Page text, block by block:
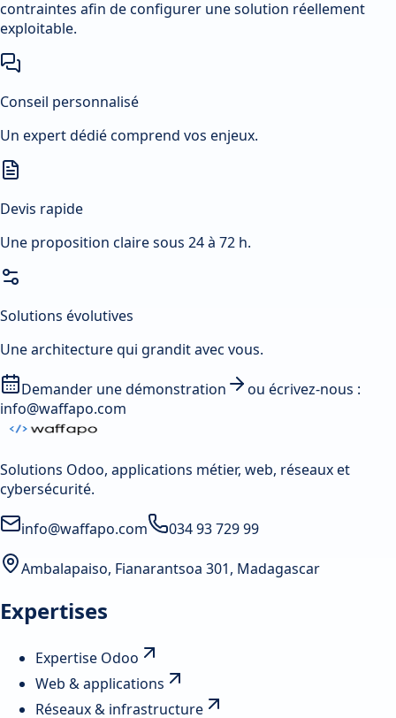
contraintes afin de configurer une solution réellement
exploitable.
Conseil personnalisé
Un expert dédié comprend vos enjeux.
Devis rapide
Une proposition claire sous 24 à 72 h.
Solutions évolutives
Une architecture qui grandit avec vous.
Demander une démonstration
ou écrivez-nous :
info@waffapo.com
Solutions Odoo, applications métier, web, réseaux et
cybersécurité.
info@waffapo.com 034 93 729 99
Ambalapaiso, Fianarantsoa 301, Madagascar
Expertises
Expertise Odoo
Web & applications
Réseaux & infrastructure